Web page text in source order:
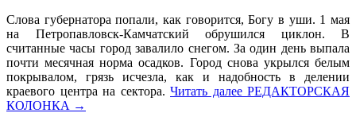
Слова губернатора попали, как говорится, Богу в уши. 1 мая
на Петропавловск-Камчатский обрушился циклон. В
считанные часы город завалило снегом. За один день выпала
почти месячная норма осадков. Город снова укрылся белым
покрывалом, грязь исчезла, как и надобность в делении
краевого центра на сектора. Читать далее РЕДАКТОРСКАЯ
КОЛОНКА →